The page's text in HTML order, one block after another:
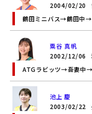
2004/02/20
鶴田ミニバス→鶴田中
粟谷 真帆
2002/12/06
ATGラビッツ→吾妻中
池上 慶
2003/02/22